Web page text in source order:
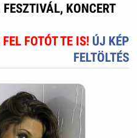
KONCERT
FOTÓT TE IS! ÚJ KÉP
FELTÖLTÉS